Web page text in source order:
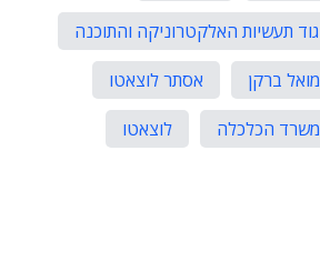
תעשיות האלקטרוניקה והתוכנה
ברקן
אסתר לוצאטו
משרד הכלכלה לוצאטו